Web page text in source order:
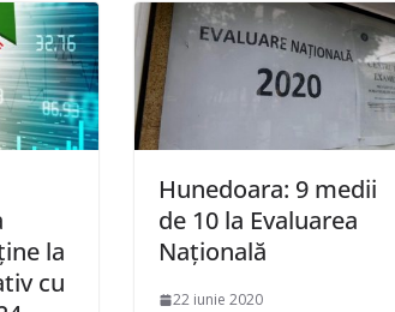
la
cu
Hunedoara: 9 medii
de 10 la Evaluarea
Națională
22 iunie 2020